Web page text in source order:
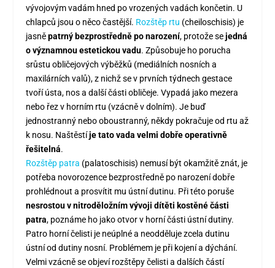
vývojovým vadám hned po vrozených vadách končetin. U
chlapců jsou o něco častější. Rozštěp rtu (cheiloschisis) je
jasněpatrný bezprostředně po narození, protože sejedná
o významnou estetickou vadu. Způsobuje ho porucha
srůstu obličejových výběžků (mediálních nosních a
maxilárních valů), z nichž se v prvních týdnech gestace
tvoří ústa, nos a další části obličeje. Vypadá jako mezera
nebo řez v horním rtu (vzácně v dolním). Je buď
jednostranný nebo oboustranný, někdy pokračuje od rtu až
k nosu. Naštěstíje tato vada velmi dobře operativně
řešitelná.
Rozštěp patra (palatoschisis) nemusí být okamžitě znát, je
potřeba novorozence bezprostředně po narození dobře
prohlédnout a prosvítit mu ústní dutinu. Při této poruše
nesrostou v nitroděložním vývoji dítěti kostěné části
patra, poznáme ho jako otvor v horní části ústní dutiny.
Patro horní čelisti je neúplné a neodděluje zcela dutinu
ústní od dutiny nosní. Problémem je při kojení a dýchání.
Velmi vzácně se objeví rozštěpy čelisti a dalších částí